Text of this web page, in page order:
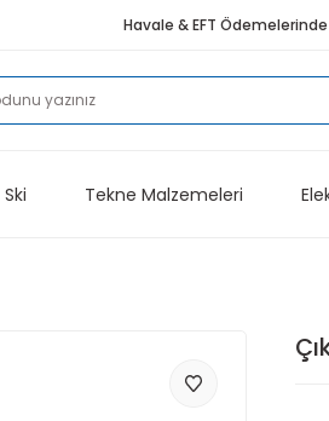
Havale & EFT Ödemelerinde
Tekne Malzemeleri